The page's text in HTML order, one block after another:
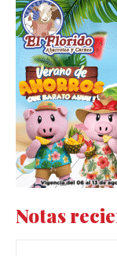
Notas